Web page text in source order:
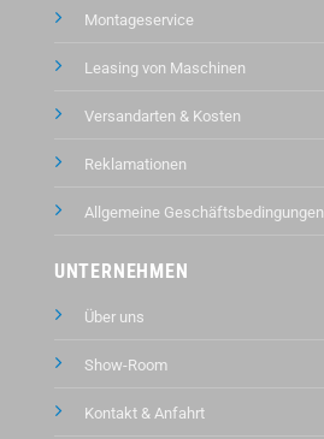
Montageservice
Leasing von Maschinen
Versandarten & Kosten
Reklamationen
Allgemeine Geschäftsbedingungen
UNTERNEHMEN
Über uns
Show-Room
Kontakt & Anfahrt